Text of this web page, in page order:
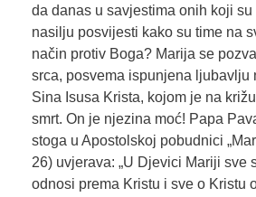
da danas u savjestima onih koji
nasilju posvijesti kako su time na
način protiv Boga? Marija se
srca, posvema ispunjena ljubavlju
Sina Isusa Krista, kojom je na
smrt. On je njezina moć! Papa
stoga u Apostolskoj pobudnici
26) uvjerava: „U Djevici Mariji sve
odnosi prema Kristu i sve o Kristu